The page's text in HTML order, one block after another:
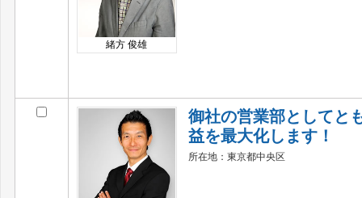
緒方 俊雄
御社の営業部としてと
益を最大化します！
所在地：東京都中央区